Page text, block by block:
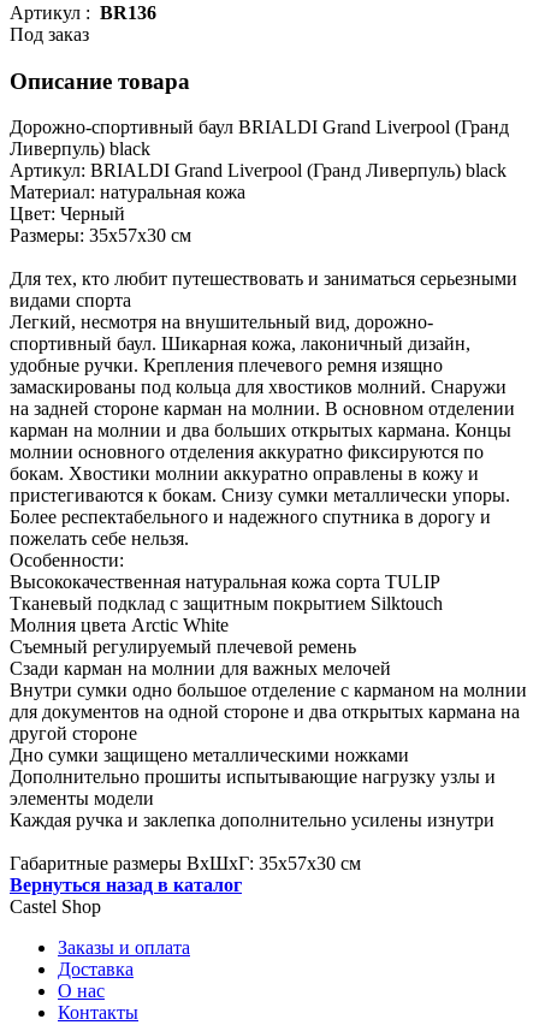
Артикул : BR136
Под заказ
Описание товара
Дорожно-спортивный баул BRIALDI Grand Liverpool (Гранд
Ливерпуль) black
Артикул: BRIALDI Grand Liverpool (Гранд Ливерпуль) black
Материал: натуральная кожа
Цвет: Черный
Размеры: 35х57х30 см
Для тех, кто любит путешествовать и заниматься серьезными
видами спорта
Легкий, несмотря на внушительный вид, дорожно-
спортивный баул. Шикарная кожа, лаконичный дизайн,
удобные ручки. Крепления плечевого ремня изящно
замаскированы под кольца для хвостиков молний. Снаружи
на задней стороне карман на молнии. В основном отделении
карман на молнии и два больших открытых кармана. Концы
молнии основного отделения аккуратно фиксируются по
бокам. Хвостики молнии аккуратно оправлены в кожу и
пристегиваются к бокам. Снизу сумки металлически упоры.
Более респектабельного и надежного спутника в дорогу и
пожелать себе нельзя.
Особенности:
Высококачественная натуральная кожа сорта TULIP
Тканевый подклад с защитным покрытием Silktouch
Молния цвета Arctic White
Съемный регулируемый плечевой ремень
Сзади карман на молнии для важных мелочей
Внутри сумки одно большое отделение с карманом на молнии
для документов на одной стороне и два открытых кармана на
другой стороне
Дно сумки защищено металлическими ножками
Дополнительно прошиты испытывающие нагрузку узлы и
элементы модели
Каждая ручка и заклепка дополнительно усилены изнутри
Габаритные размеры ВхШхГ: 35х57х30 см
Вернуться назад в каталог
Castel Shop
Заказы и оплата
Доставка
О нас
Контакты